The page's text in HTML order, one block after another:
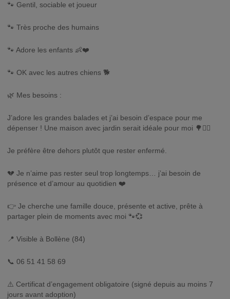
🐾 Gentil, sociable et joueur
🐾 Très proche des humains
🐾 Adore les enfants 👶❤️
🐾 OK avec les autres chiens 🐕
🌿 Mes besoins :
J’adore les grandes balades et j’ai besoin d’espace pour me
dépenser ! Une maison avec jardin serait idéale pour moi 🌳🏃‍♂️
Je préfère être dehors plutôt que rester enfermé.
💔 Je n’aime pas rester seul trop longtemps… j’ai besoin de
présence et d’amour au quotidien ❤️
👉 Je cherche une famille douce, présente et active, prête à
partager plein de moments avec moi 🐾💞
📍 Visible à Bollène (84)
📞 06 51 41 58 69
⚠️ Certificat d’engagement obligatoire (signé depuis au moins 7
jours avant adoption)